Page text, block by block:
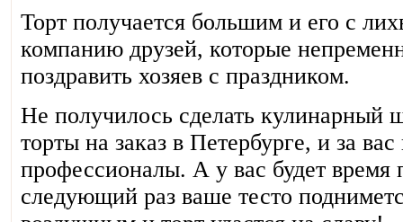
Торт получается большим и его с
компанию друзей, которые
поздравить хозяев с праздником.
Не получилось сделать кулинарный
торты на заказ в Петербурге, и за
профессионалы. А у вас будет время
следующий раз ваше тесто